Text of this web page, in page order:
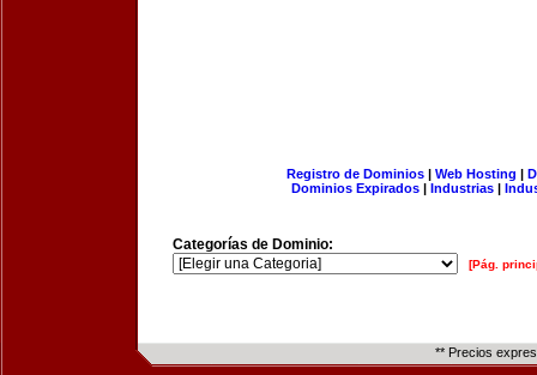
Registro de Dominios| Web Hosting |
Dominios Expirados | Industrias |
Categorías de Dominio:
[Pág.
** Precios